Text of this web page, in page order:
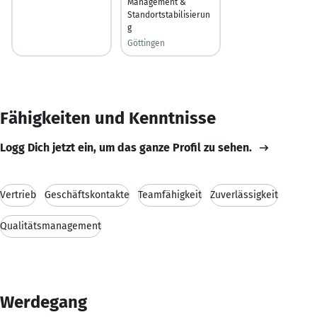
Standortstabilisierun
g
Göttingen
Fähigkeiten und Kenntnisse
Logg Dich jetzt ein, um das ganze Profil zu sehen.
Vertrieb Geschäftskontakte Teamfähigkeit Zuverlässigkeit
Qualitätsmanagement
Werdegang